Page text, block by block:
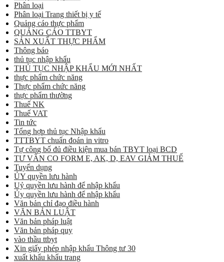
Phân loại
Phân loại Trang thiết bị y tế
Quảng cáo thực phẩm
QUẢNG CÁO TTBYT
SẢN XUẤT THỰC PHẨM
Thông báo
thủ tục nhập khẩu
THỦ TỤC NHẬP KHẨU MỚI NHẤT
thực phẩm chức năng
Thực phẩm chức năng
thực phẩm thường
Thuế NK
Thuế VAT
Tin tức
Tổng hợp thủ tục Nhập khẩu
TTTBYT chuẩn đoán in vitro
Tự công bố đủ điều kiện mua bán TBYT loại BCD
TƯ VẤN CO FORM E, AK, D, EAV GIẢM THUẾ
Tuyển dụng
ỦY quyền lưu hành
Uỷ quyền lưu hành để nhập khẩu
Ủy quyền lưu hành để nhập khẩu
Văn bản chỉ đạo điều hành
VĂN BẢN LUẬT
Văn bản pháp luật
Văn bản pháp quy
vào thầu ttbyt
Xin giấy phép nhập khẩu Thông tư 30
xuất khẩu khẩu trang